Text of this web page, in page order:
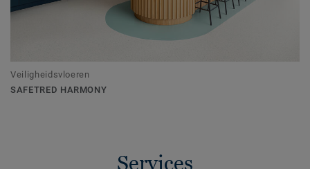
Veiligheidsvloeren
SAFETRED HARMONY
Services